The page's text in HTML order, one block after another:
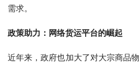
需求。
政策助力：网络货运平台的崛起
近年来，政府也加大了对大宗商品